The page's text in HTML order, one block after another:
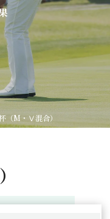
（M・Ⅴ混合）